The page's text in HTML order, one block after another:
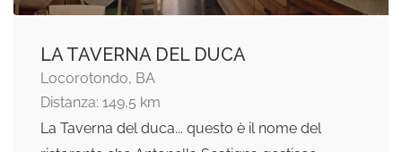
LA TAVERNA DEL DUCA
Locorotondo, BA
Distanza: 149,5 km
La Taverna del duca... questo è il nome del